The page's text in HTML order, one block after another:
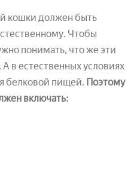
кошки должен быть
Чтобы
понимать, что же эти
в естественных условиях
белковой пищей. Поэтому
включать: